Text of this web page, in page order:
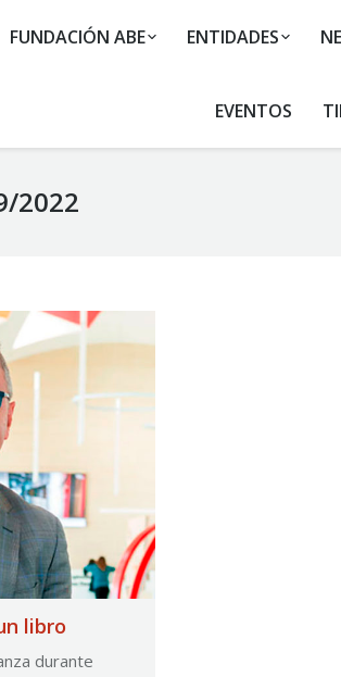
FUNDACIÓN ABE ENTIDADES
EVENTOS
2022
libro
durante